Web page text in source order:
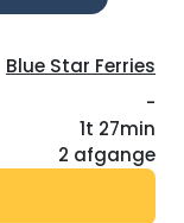
Blue Star Ferries
-
1t 27min
2 afgange